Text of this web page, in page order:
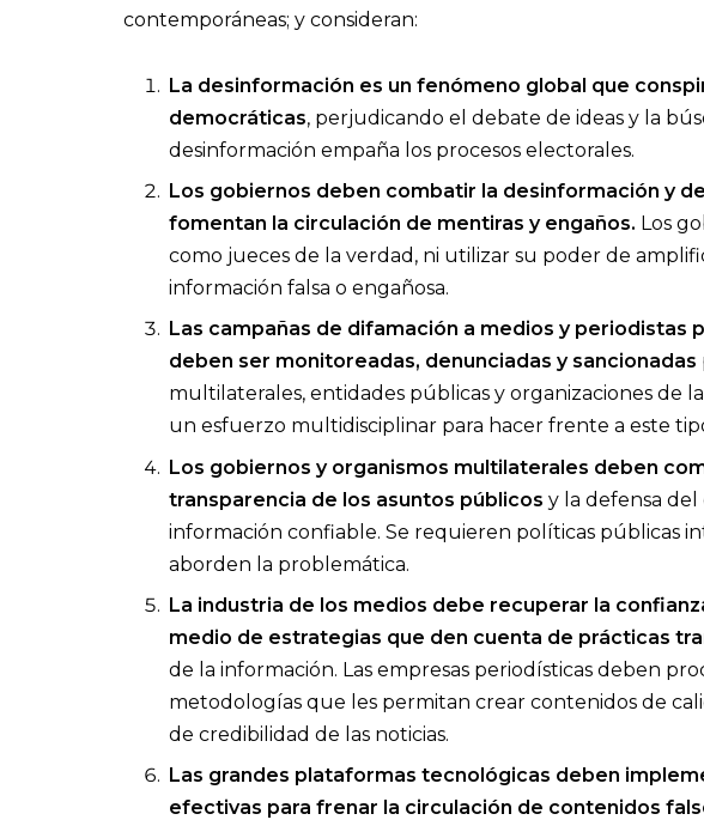
contemporáneas; y consideran:
La desinformación es un fenómeno global que
democráticas, perjudicando el debate de ideas y la
desinformación empaña los procesos electorales.
Los gobiernos deben combatir la desinformación y
fomentan la circulación de mentiras y engaños. Los
como jueces de la verdad, ni utilizar su poder de
información falsa o engañosa.
Las campañas de difamación a medios y periodistas
deben ser monitoreadas, denunciadas y sancionadas
multilaterales, entidades públicas y organizaciones de
un esfuerzo multidisciplinar para hacer frente a este
Los gobiernos y organismos multilaterales deben
transparencia de los asuntos públicos y la defensa del
información confiable. Se requieren políticas públicas
aborden la problemática.
La industria de los medios debe recuperar la
medio de estrategias que den cuenta de prácticas
de la información. Las empresas periodísticas deben
metodologías que les permitan crear contenidos de
de credibilidad de las noticias.
Las grandes plataformas tecnológicas deben
efectivas para frenar la circulación de contenidos